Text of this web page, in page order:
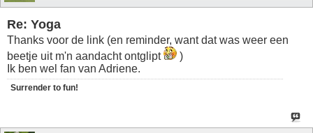
Re: Yoga
Thanks voor de link (en reminder, want dat was weer een
beetje uit m'n aandacht ontglipt
)
Ik ben wel fan van Adriene.
Surrender to fun!